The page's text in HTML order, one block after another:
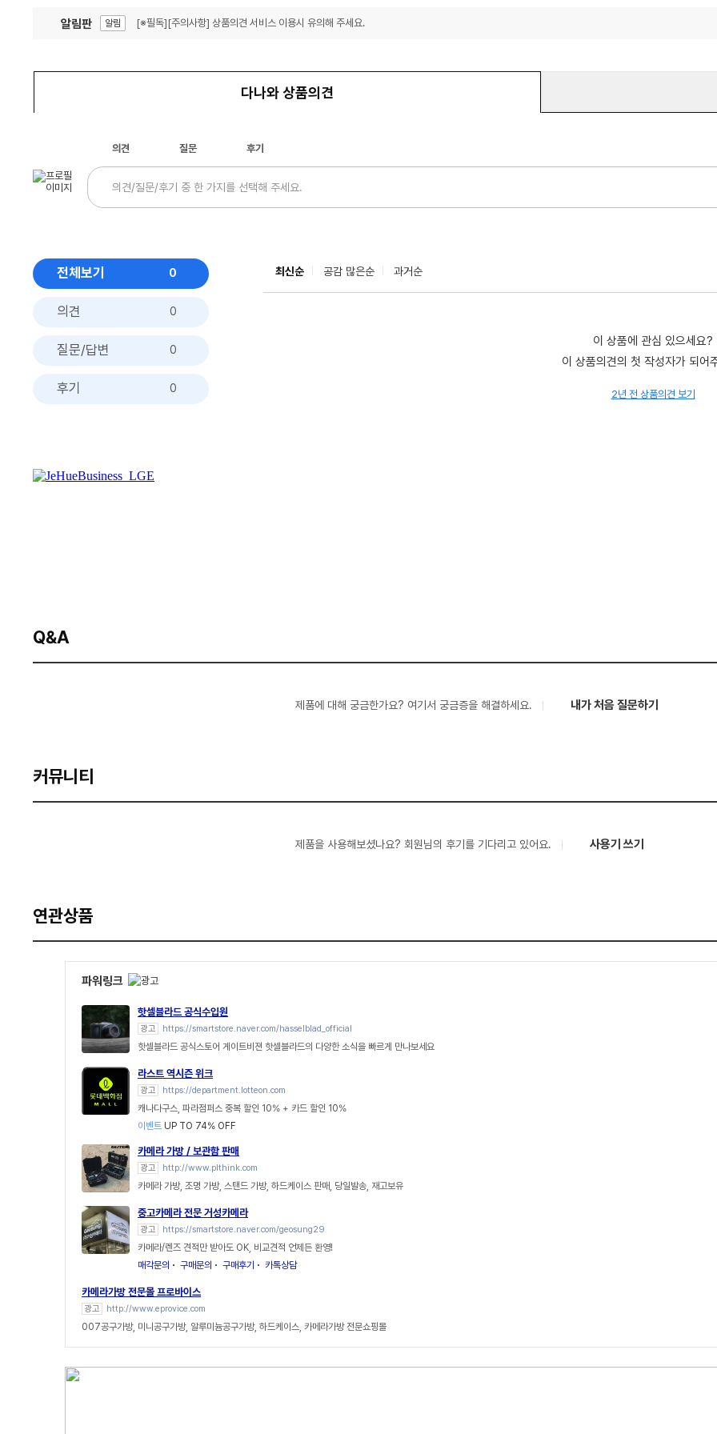
알림판 알림 [※필독][주의사항] 상품의견 서비스 이용시 유의해 주세요.
다나와 상품의견
의견 질문 후기
전체보기 0
의견 0
질문/답변 0
후기 0
최신순 공감 많은순 과거순
이 상품에 관심 있으세요?
이 상품의견의 첫 작성자가 되어
2년 전 상품의견 보기
Q&A
제품에 대해 궁금한가요? 여기서 궁금증을 해결하세요. 내가 처음 질문하기
커뮤니티
제품을 사용해보셨나요? 회원님의 후기를 기다리고 있어요. 사용기 쓰기
연관상품
파워링크
핫셀블라드 공식수입원
광고 https://smartstore.naver.com/hasselblad_official
핫셀블라드 공식스토어 게이트비젼 핫셀블라드의 다양한 소식을 빠르게 만나보세요
라스트 역시즌 위크
광고 https://department.lotteon.com
캐나다구스, 파라점퍼스 중복 할인 10% + 카드 할인 10%
이벤트 UP TO 74% OFF
카메라 가방 / 보관함 판매
광고 http://www.plthink.com
카메라 가방, 조명 가방, 스탠드 가방, 하드케이스 판매, 당일발송, 재고보유
중고카메라 전문 거성카메라
광고 https://smartstore.naver.com/geosung29
카메라/렌즈 견적만 받아도 OK, 비교견적 언제든 환영!
매각문의
구매문의 구매후기 카톡상담
카메라가방 전문몰 프로바이스
광고 http://www.eprovice.com
007공구가방, 미니공구가방, 알루미늄공구가방, 하드케이스, 카메라가방 전문쇼핑몰